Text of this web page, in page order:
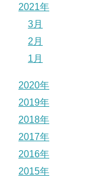
2021年
3月
2月
1月
2020年
2019年
2018年
2017年
2016年
2015年